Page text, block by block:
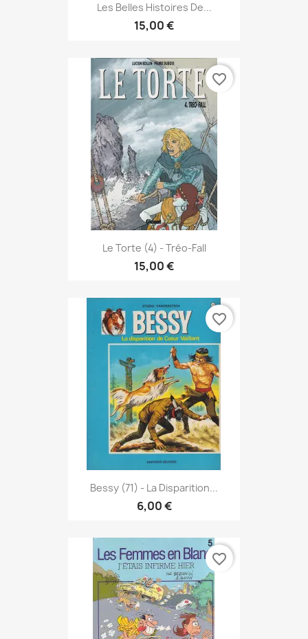
Les Belles Histoires De...
15,00 €
Le Torte (4) - Tréo-Fall
15,00 €
favorite_border
Bessy (71) - La Disparition...
6,00 €
favorite_border
favorite_border